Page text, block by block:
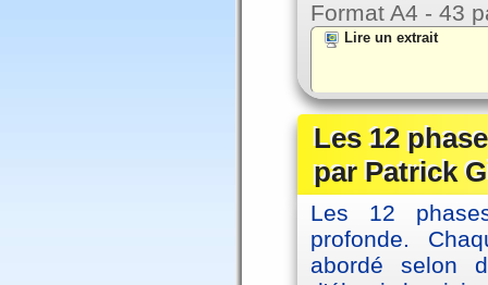
Format A4 - 43
Lire un extrait
Les 12
par Patrick
Les 12
profonde.
abordé selon